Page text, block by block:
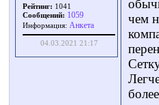
Рейтинг: 1041
Сообщений: 1059
Информация: Aнкета
04.03.2021 21:17
чем